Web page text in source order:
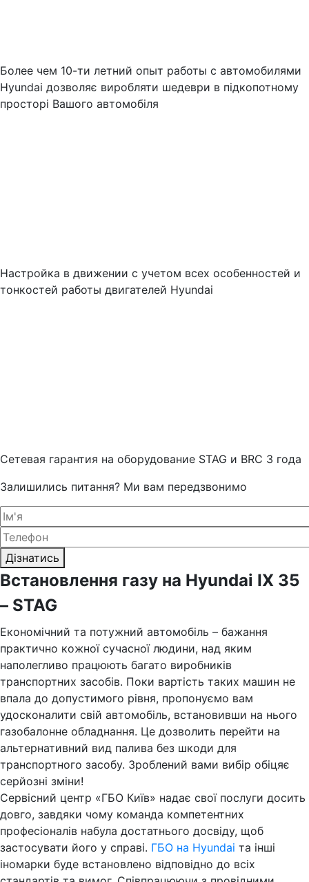
Более чем 10-ти летний опыт работы с автомобилями
Hyundai дозволяє виробляти шедеври в підкопотному
просторі Вашого автомобіля
Настройка в движении с учетом всех особенностей и
тонкостей работы двигателей Hyundai
Cетевая гарантия на оборудование STAG и BRC 3 года
Залишились питання? Ми вам передзвонимо
Дізнатись
Встановлення газу на Hyundai IX 35
– STAG
Економічний та потужний автомобіль – бажання
практично кожної сучасної людини, над яким
наполегливо працюють багато виробників
транспортних засобів. Поки вартість таких машин не
впала до допустимого рівня, пропонуємо вам
удосконалити свій автомобіль, встановивши на нього
газобалонне обладнання. Це дозволить перейти на
альтернативний вид палива без шкоди для
транспортного засобу. Зроблений вами вибір обіцяє
серйозні зміни!
Сервісний центр «ГБО Київ» надає свої послуги досить
довго, завдяки чому команда компетентних
професіоналів набула достатнього досвіду, щоб
застосувати його у справі. ГБО на Hyundai та інші
іномарки буде встановлено відповідно до всіх